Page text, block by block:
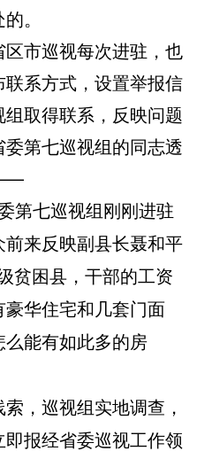
。
市巡视每次进驻，也
系方式，设置举报信
取得联系，反映问题
第七巡视组的同志透
七巡视组刚刚进驻
来反映副县长聂和平
贫困县，干部的工资
华住宅和几套门面
么能有如此多的房
，巡视组实地调查，
报经省委巡视工作领